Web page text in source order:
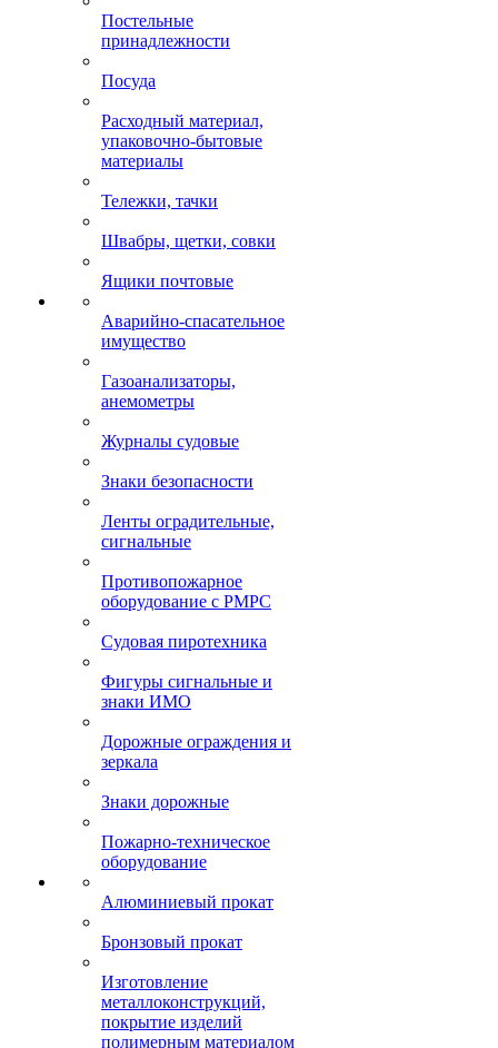
Постельные
принадлежности
Посуда
Расходный материал,
упаковочно-бытовые
материалы
Тележки, тачки
Швабры, щетки, совки
Ящики почтовые
Аварийно-спасательное
имущество
Газоанализаторы,
анемометры
Журналы судовые
Знаки безопасности
Ленты оградительные,
сигнальные
Противопожарное
оборудование с РМРС
Судовая пиротехника
Фигуры сигнальные и
знаки ИМО
Дорожные ограждения и
зеркала
Знаки дорожные
Пожарно-техническое
оборудование
Алюминиевый прокат
Бронзовый прокат
Изготовление
металлоконструкций,
покрытие изделий
полимерным материалом